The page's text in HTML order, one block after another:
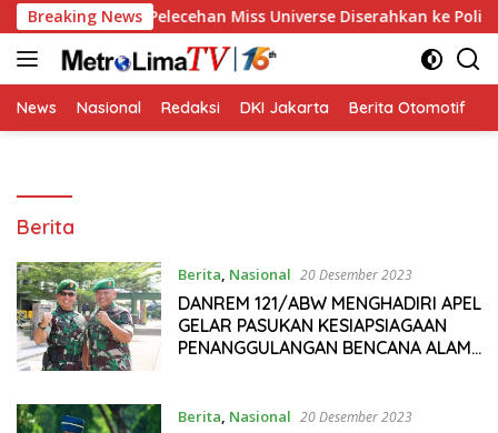
Langsung
ke
konten
Breaking News
Hukum Pelecehan Miss Universe Diserahkan ke Polisi
News Nasional Redaksi DKI Jakarta Berita Otomotif
Berita
Berita, Nasional 20 Desember 2023
DANREM 121/ABW MENGHADIRI APEL
GELAR PASUKAN KESIAPSIAGAAN
PENANGGULANGAN BENCANA ALAM
Berita, Nasional 20 Desember 2023